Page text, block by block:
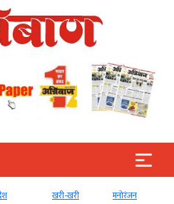
मनोरंजन खेल